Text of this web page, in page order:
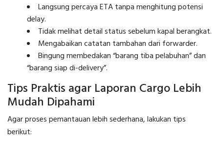
Langsung percaya ETA tanpa menghitung potensi
delay.
Tidak melihat detail status sebelum kapal berangkat.
Mengabaikan catatan tambahan dari forwarder.
Bingung membedakan “barang tiba pelabuhan” dan
“barang siap di-delivery”.
Tips Praktis agar Laporan Cargo Lebih
Mudah Dipahami
Agar proses pemantauan lebih sederhana, lakukan tips
berikut: